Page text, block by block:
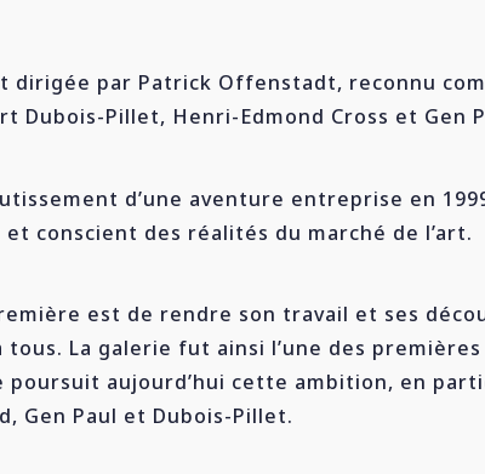
dirigée par Patrick Offenstadt, reconnu
Dubois-Pillet, Henri-Edmond Cross et Gen
d’une aventure entreprise en
conscient des réalités du marché de l’art.
est de rendre son travail et ses
tous. La galerie fut ainsi l’une des
poursuit aujourd’hui cette ambition, en
Gen Paul et Dubois-Pillet.